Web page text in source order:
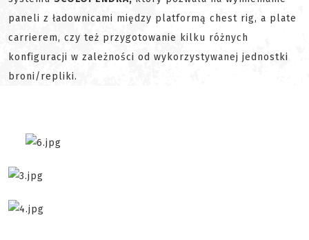
paneli z ładownicami między platformą chest rig, a plate
carrierem, czy też przygotowanie kilku różnych
konfiguracji w zależności od wykorzystywanej jednostki
broni/repliki.